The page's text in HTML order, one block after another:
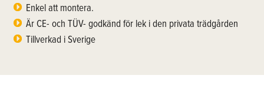
Enkel att montera.
Är CE- och TÜV- godkänd för lek i den privata trädgården
Tillverkad i Sverige